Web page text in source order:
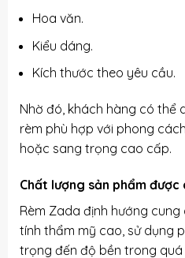
Hoa văn.
Kiểu dáng.
Kích thước theo yêu cầu.
Nhờ đó, khách hàng có thể
rèm phù hợp với phong
hoặc sang trọng cao cấp.
Chất lượng sản phẩm được
Rèm Zada định hướng
tính thẩm mỹ cao, sử dụng
trọng đến độ bền trong